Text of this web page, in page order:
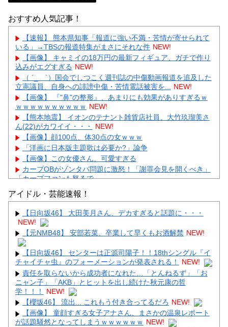
おすすめ人気記事！
【速報】 熊本県知事「報道に強い不満・苦情が寄せられて
いる」→TBSの報道特集がまさにそれな件 NEW!
【画像】 キャミイの18万円の最新フィギュア、ガチで作り
込みがエグすぎる NEW!
（ ´_ゝ`）国会でしつこく週刊誌の中傷動画報道を追及した
立憲議員、自身への誹謗中傷・苦情電話被害を...
NEW!
【画像】 『"鼻"の整形』、あまりにも効果がありすぎるｗ
ｗｗｗｗｗｗｗｗｗｗ NEW!
【熊本地震】 イオンのテナント雑貨店社員、大竹玖瑠美さ
ん(22)がカワイイ・・・
NEW!
【画像】顔100点、体30点の女ｗｗｗ
「洋画に日本版主題歌は必要か?」論争
【画像】この女優さん、可愛すぎる
カープOBがゾンタバ問題に激怒！「謝罪会見を開くべき」
「カープファンも怒るで」
【画像】顔100点、体30点の女ｗｗｗ
Powered by livedoor 相互RSS
アイドル・芸能速報！
【日向坂46】 大田美月さん、デカすぎると話題に・・・
NEW!
【元NMB48】 安部若菜、卒業して早くもお酒解禁 NEW!
【日向坂46】 センターは正源司陽子！！18thシングル『イ
チャイチャ虫』のフォーメーションが発表される！
NEW!
責任を取らないから成功者になれた…「とんねるず」「お
ニャン子」「AKB」とヒットを出し続けた秋元康の哲
学！！！
NEW!
【櫻坂46】 流出... これもう付き合ってるだろ NEW!
【画像】 童顔すぎる女子アナさん、まさかの温泉レポート
が話題騒然となってしまうｗｗｗｗｗｗ NEW!